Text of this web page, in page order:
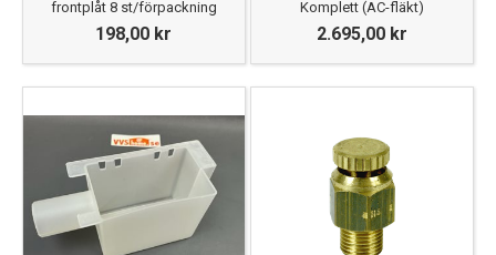
frontplåt 8 st/förpackning
198,00 kr
Komplett (AC-fläkt)
2.695,00 kr